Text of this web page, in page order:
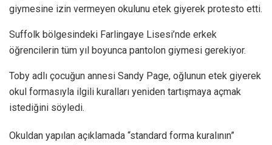
giymesine izin vermeyen okulunu etek giyerek protesto etti.
Suffolk bölgesindeki Farlingaye Lisesi’nde erkek
öğrencilerin tüm yıl boyunca pantolon giymesi gerekiyor.
Toby adlı çocuğun annesi Sandy Page, oğlunun etek giyerek
okul formasıyla ilgili kuralları yeniden tartışmaya açmak
istediğini söyledi.
Okuldan yapılan açıklamada “standard forma kuralının”